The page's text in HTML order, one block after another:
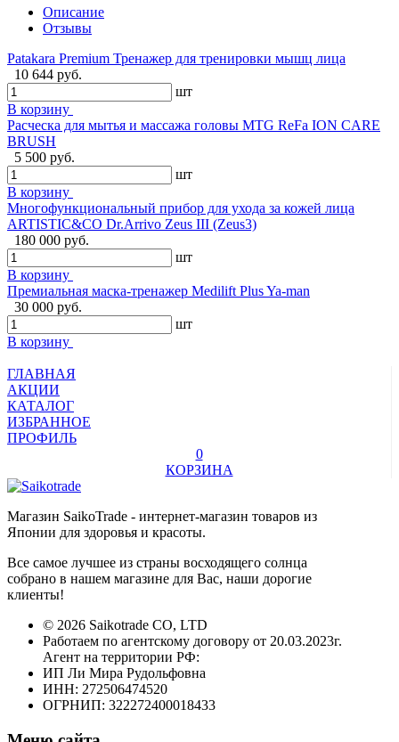
Описание
Отзывы
Patakara Premium Тренажер для тренировки мышц лица
10 644 руб.
шт
В корзину
Расческа для мытья и массажа головы MTG ReFa ION CARE
BRUSH
5 500 руб.
шт
В корзину
Многофункциональный прибор для ухода за кожей лица
ARTISTIC&CO Dr.Arrivo Zeus III (Zeus3)
180 000 руб.
шт
В корзину
Премиальная маска-тренажер Medilift Plus Ya-man
30 000 руб.
шт
В корзину
ГЛАВНАЯ
АКЦИИ
КАТАЛОГ
ИЗБРАННОЕ
ПРОФИЛЬ
0
КОРЗИНА
Магазин SaikoTrade - интернет-магазин товаров из
Японии для здоровья и красоты.
Все самое лучшее из страны восходящего солнца
собрано в нашем магазине для Вас, наши дорогие
клиенты!
© 2026 Saikotrade CO, LTD
Работаем по агентскому договору от 20.03.2023г.
Агент на территории РФ:
ИП Ли Мира Рудольфовна
ИНН: 272506474520
ОГРНИП: 322272400018433